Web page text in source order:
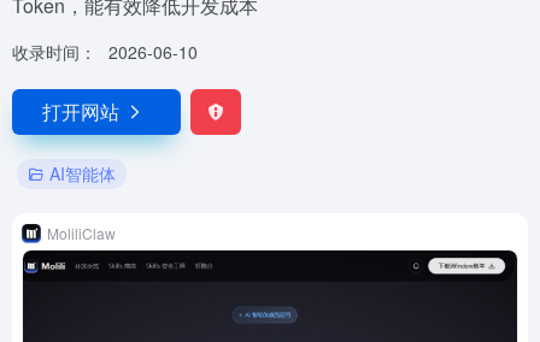
收录时间： 2026-06-10
打开网站
AI智能体
MoliliClaw